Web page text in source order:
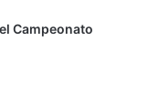
Campeonato